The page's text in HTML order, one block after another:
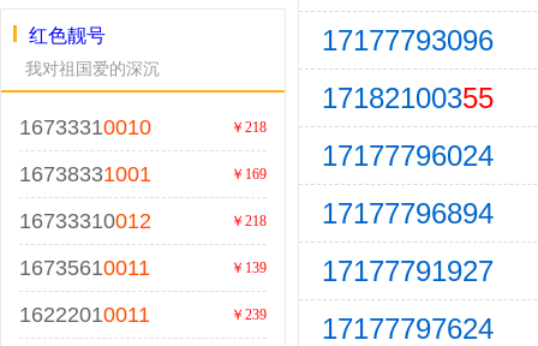
红色靓号
我对祖国爱的深沉
16733310010 ￥218
16738331001 ￥169
16733310012 ￥218
16735610011 ￥139
16222010011 ￥239
17177793096
17182100355
17177796024
17177796894
17177791927
17177797624